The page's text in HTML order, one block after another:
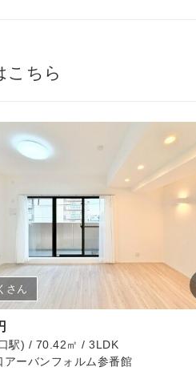
こちら
さん
駅) / 70.42㎡ / 3LDK
アーバンフォルム参番館